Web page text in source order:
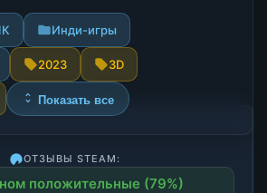
Инди-игры
2023 3D
Показать все
ОТЗЫВЫ STEAM:
положительные (79%)